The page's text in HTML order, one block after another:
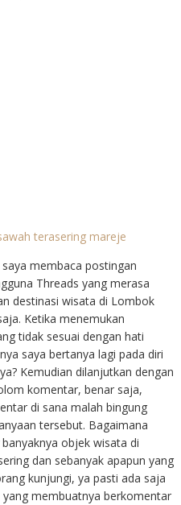
membaca postingan
Threads yang merasa
destinasi wisata di Lombok
Ketika menemukan
tidak sesuai dengan hati
saya bertanya lagi pada diri
Kemudian dilanjutkan dengan
komentar, benar saja,
di sana malah bingung
tersebut. Bagaimana
banyaknya objek wisata di
dan sebanyak apapun yang
kunjungi, ya pasti ada saja
membuatnya berkomentar